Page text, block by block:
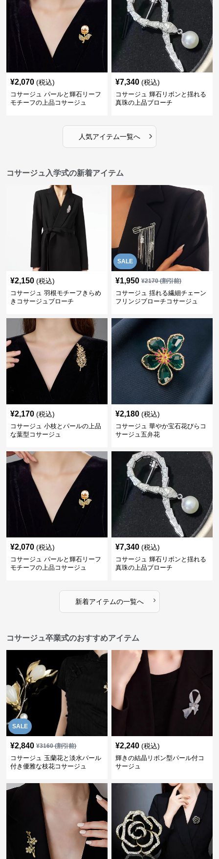
¥2,070 (税込)
コサージュ パールと輝石リーフ
モチーフの上品コサージュ
¥7,340 (税込)
コサージュ 輝石リボンと揺れる
真珠の上品ブローチ
人気アイテム一覧へ ›
コサージュ入学式の新着アイテム
¥2,150 (税込)
コサージュ 羽根モチーフきらめ
きコサージュブローチ
SALE
¥1,950 ¥2170(割引前)
コサージュ 揺れる繊細チェーン
フリンジブローチコサージュ
¥2,170 (税込)
コサージュ 小枝とパールの上品
な葉型コサージュ
¥2,180 (税込)
コサージュ 華やか宝石花びらコ
サージュ五弁花
¥2,070 (税込)
コサージュ パールと輝石リーフ
モチーフの上品コサージュ
¥7,340 (税込)
コサージュ 輝石リボンと揺れる
真珠の上品ブローチ
新着アイテムの一覧へ ›
コサージュ卒業式のおすすめアイテム
SALE
¥2,840 ¥3160(割引前)
コサージュ 玉蘭花と淡水パール
付き優雅な枝花コサージュ
¥2,240 (税込)
輝きの結晶リボン型パール付コ
サージュ